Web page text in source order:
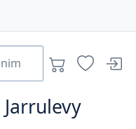
Jarrulevy